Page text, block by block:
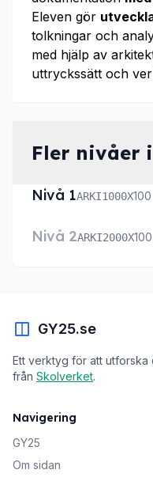
Eleven gör
tolkningar och
med hjälp av
uttryckssätt och
Fler nivåer
Nivå 1ARKI1000X
Nivå 2ARKI2000X
GY25.se
Ett verktyg för att utforska
från Skolverket.
Navigering
GY25
Om sidan